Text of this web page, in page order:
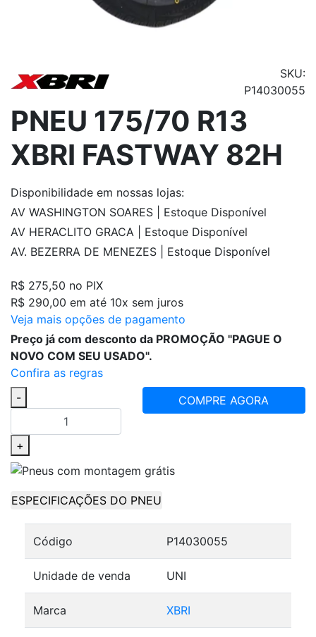
SKU:
P14030055
PNEU 175/70 R13
XBRI FASTWAY 82H
Disponibilidade em nossas lojas:
AV WASHINGTON SOARES | Estoque Disponível
AV HERACLITO GRACA | Estoque Disponível
AV. BEZERRA DE MENEZES | Estoque Disponível
R$ 275,50 no PIX
R$ 290,00 em até 10x sem juros
Veja mais opções de pagamento
Preço já com desconto da PROMOÇÃO "PAGUE O
NOVO COM SEU USADO".
Confira as regras
-
+
COMPRE AGORA
ESPECIFICAÇÕES DO PNEU
Código P14030055
Unidade de venda UNI
Marca XBRI